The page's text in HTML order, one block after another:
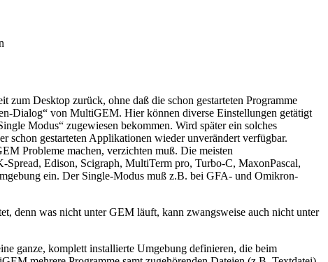
Desktop zurück, ohne daß die schon gestarteten Programme
Dialog“ von MultiGEM. Hier können diverse Einstellungen getätigt
Modus“ zugewiesen bekommen. Wird später ein solches
schon gestarteten Applikationen wieder unverändert verfügbar.
Probleme machen, verzichten muß. Die meisten
Edison, Scigraph, MultiTerm pro, Turbo-C, MaxonPascal,
ein. Der Single-Modus muß z.B. bei GFA- und Omikron-
denn was nicht unter GEM läuft, kann zwangsweise auch nicht unter
ganze, komplett installierte Umgebung definieren, die beim